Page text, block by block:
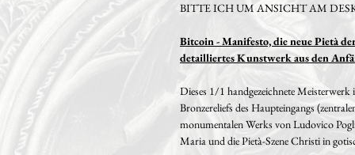
BITTE ICH UM ANSICHT AM
Bitcoin - Manifesto, die neue Pietà
detailliertes Kunstwerk aus den
Dieses 1/1 handgezeichnete
Bronzereliefs des Haupteingangs
monumentalen Werks von Ludovico
Maria und die Pietà-Szene Christi in